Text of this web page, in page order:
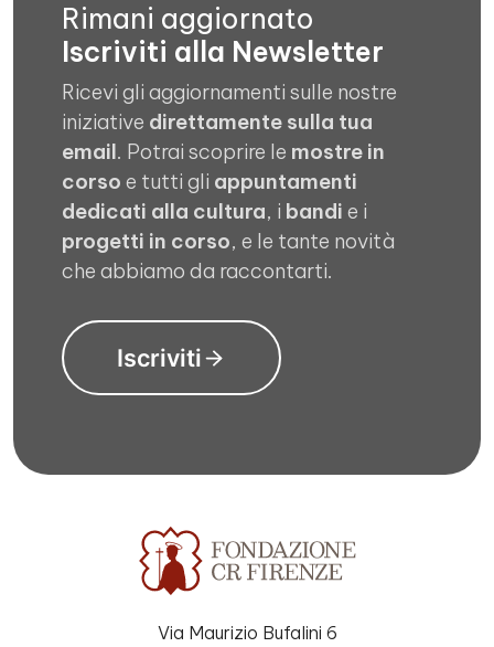
Rimani aggiornato
Iscriviti alla Newsletter
Ricevi gli aggiornamenti sulle nostre
iniziative direttamente sulla tua
email. Potrai scoprire le mostre in
corso e tutti gli appuntamenti
dedicati alla cultura, i bandi e i
progetti in corso, e le tante novità
che abbiamo da raccontarti.
Iscriviti
Via Maurizio Bufalini 6